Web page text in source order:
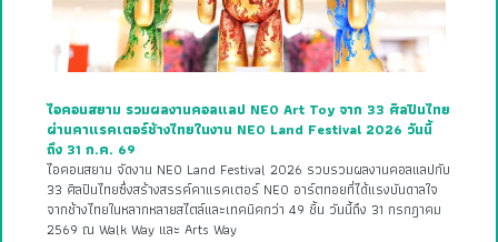
ไอคอนสยาม รวมผลงานคอลแลป NEO Art Toy จาก 33 ศิลปินไทย
ผ่านคาแรคเตอร์ช้างไทยในงาน NEO Land Festival 2026 วันนี้
ถึง 31 ก.ค. 69
ไอคอนสยาม จัดงาน NEO Land Festival 2026 รวบรวมผลงานคอลแลปกับ
33 ศิลปินไทยซึ่งสร้างสรรค์คาแรคเตอร์ NEO อาร์ตทอยที่ได้แรงบันดาลใจ
จากช้างไทยในหลากหลายสไตล์และเทคนิคกว่า 49 ชิ้น วันนี้ถึง 31 กรกฎาคม
2569 ณ Walk Way และ Arts Way